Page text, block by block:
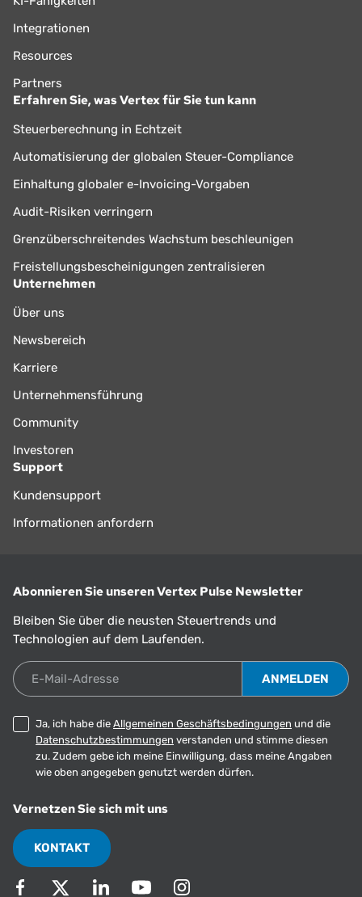
Integrationen
Resources
Partners
Erfahren Sie, was Vertex für Sie tun kann
Steuerberechnung in Echtzeit
Automatisierung der globalen Steuer-Compliance
Einhaltung globaler e-Invoicing-Vorgaben
Audit-Risiken verringern
Grenzüberschreitendes Wachstum beschleunigen
Freistellungsbescheinigungen zentralisieren
Unternehmen
Über uns
Newsbereich
Karriere
Unternehmensführung
Community
Investoren
Support
Kundensupport
Informationen anfordern
Abonnieren Sie unseren Vertex Pulse Newsletter
Bleiben Sie über die neusten Steuertrends und
Technologien auf dem Laufenden.
E-Mail-Adresse
Ja, ich habe die Allgemeinen Geschäftsbedingungen und die
Datenschutzbestimmungen verstanden und stimme diesen
zu. Zudem gebe ich meine Einwilligung, dass meine Angaben
wie oben angegeben genutzt werden dürfen.
Vernetzen Sie sich mit uns
KONTAKT